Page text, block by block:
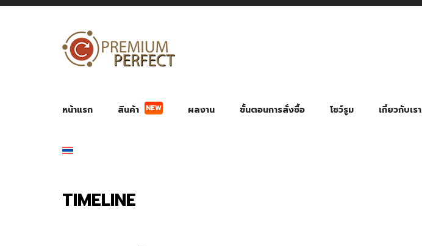
หน้าแรก สินค้า NEW ผลงาน ขั้นตอนการสั่งซื้อ โชว์รูม เกี่ยวกับเรา
TIMELINE